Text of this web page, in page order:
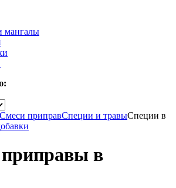
мангалы
Смеси приправСпеции и травыСпеции в
в